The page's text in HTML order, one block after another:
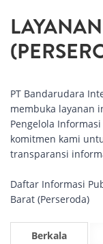
PT Bandarudara
membuka layanan
Pengelola
komitmen kami
transparansi
Daftar Informasi
Barat (Perseroda)
Berkala